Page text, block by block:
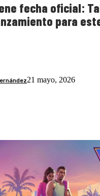
fecha oficial:
para
21 mayo, 2026